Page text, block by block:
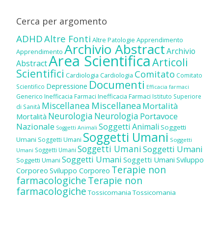
Cerca per argomento
ADHDAltre Fonti Altre Patologie Apprendimento
Apprendimento Archivio AbstractArchivio
AbstractArea ScientificaArticoli
Scientifici Cardiologia Cardiologia Comitato Comitato
Scientifico Depressione Documenti Efficacia farmaci
Generico Inefficacia Farmaci Inefficacia Farmaci Istituto Superiore
di Sanità Miscellanea Miscellanea Mortalità
Mortalità Neurologia Neurologia Portavoce
Nazionale Soggetti Animali Soggetti Animali Soggetti
Umani Soggetti Umani Soggetti Umani Soggetti
Umani Soggetti Umani Soggetti UmaniSoggetti Umani
Soggetti Umani Soggetti Umani Soggetti Umani Sviluppo
Corporeo Sviluppo Corporeo Terapie non
farmacologicheTerapie non
farmacologiche Tossicomania Tossicomania